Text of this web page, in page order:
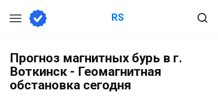
содержанию
RS
Прогноз магнитных бурь в г.
Воткинск - Геомагнитная
обстановка сегодня